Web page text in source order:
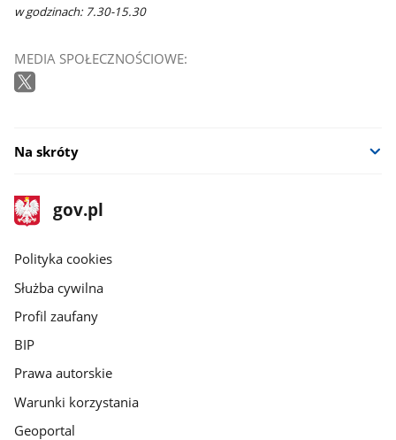
w godzinach: 7.30-15.30
MEDIA SPOŁECZNOŚCIOWE:
Na skróty
stopka
gov.pl
Strona
gov.pl
gov.pl
Polityka cookies
Służba cywilna
Profil zaufany
BIP
Prawa autorskie
Warunki korzystania
Geoportal